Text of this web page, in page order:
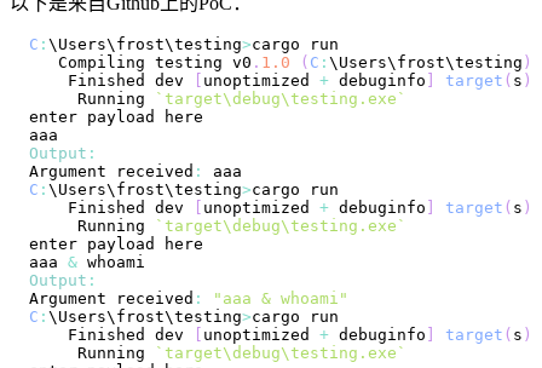
C : \ Users\frost\testing>
Compiling testing v0 . 1.0 ( C : \ Users\frost\testing )
Finished
dev [ unoptimized + debuginfo ] target ( s )
Running
` target\debug\testing.exe `
Output :
Argument received :
C : \ Users\frost\testing>
Finished
dev [ unoptimized + debuginfo ] target ( s )
Running
` target\debug\testing.exe `
aaa &
Output :
Argument received :
"aaa & whoami"
C : \ Users\frost\testing>
Finished
dev [ unoptimized + debuginfo ] target ( s )
Running
` target\debug\testing.exe `